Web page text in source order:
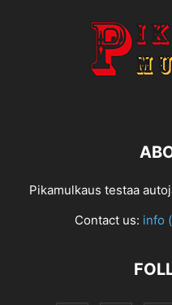
Pikamulkaus testaa
Contact us: info